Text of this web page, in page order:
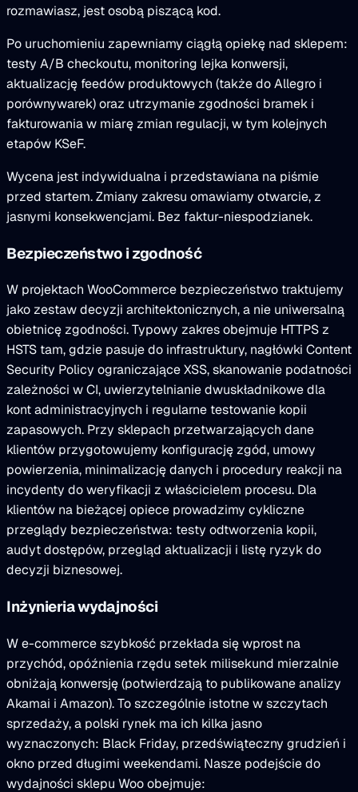
rozmawiasz, jest osobą piszącą kod.
Po uruchomieniu zapewniamy ciągłą opiekę nad sklepem:
testy A/B checkoutu, monitoring lejka konwersji,
aktualizację feedów produktowych (także do Allegro i
porównywarek) oraz utrzymanie zgodności bramek i
fakturowania w miarę zmian regulacji, w tym kolejnych
etapów KSeF.
Wycena jest indywidualna i przedstawiana na piśmie
przed startem. Zmiany zakresu omawiamy otwarcie, z
jasnymi konsekwencjami. Bez faktur-niespodzianek.
Bezpieczeństwo i zgodność
W projektach WooCommerce bezpieczeństwo traktujemy
jako zestaw decyzji architektonicznych, a nie uniwersalną
obietnicę zgodności. Typowy zakres obejmuje HTTPS z
HSTS tam, gdzie pasuje do infrastruktury, nagłówki Content
Security Policy ograniczające XSS, skanowanie podatności
zależności w CI, uwierzytelnianie dwuskładnikowe dla
kont administracyjnych i regularne testowanie kopii
zapasowych. Przy sklepach przetwarzających dane
klientów przygotowujemy konfigurację zgód, umowy
powierzenia, minimalizację danych i procedury reakcji na
incydenty do weryfikacji z właścicielem procesu. Dla
klientów na bieżącej opiece prowadzimy cykliczne
przeglądy bezpieczeństwa: testy odtworzenia kopii,
audyt dostępów, przegląd aktualizacji i listę ryzyk do
decyzji biznesowej.
Inżynieria wydajności
W e-commerce szybkość przekłada się wprost na
przychód, opóźnienia rzędu setek milisekund mierzalnie
obniżają konwersję (potwierdzają to publikowane analizy
Akamai i Amazon). To szczególnie istotne w szczytach
sprzedaży, a polski rynek ma ich kilka jasno
wyznaczonych: Black Friday, przedświąteczny grudzień i
okno przed długimi weekendami. Nasze podejście do
wydajności sklepu Woo obejmuje: